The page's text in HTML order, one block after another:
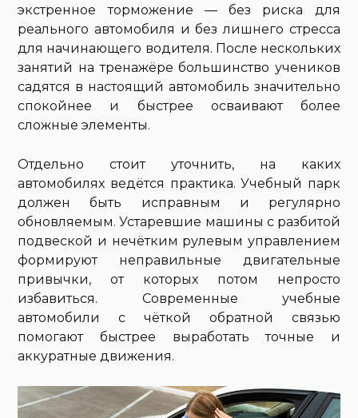
экстренное торможение — без риска для
реального автомобиля и без лишнего стресса
для начинающего водителя. После нескольких
занятий на тренажёре большинство учеников
садятся в настоящий автомобиль значительно
спокойнее и быстрее осваивают более
сложные элементы.
Отдельно стоит уточнить, на каких
автомобилях ведётся практика. Учебный парк
должен быть исправным и регулярно
обновляемым. Устаревшие машины с разбитой
подвеской и нечётким рулевым управлением
формируют неправильные двигательные
привычки, от которых потом непросто
избавиться. Современные учебные
автомобили с чёткой обратной связью
помогают быстрее выработать точные и
аккуратные движения.